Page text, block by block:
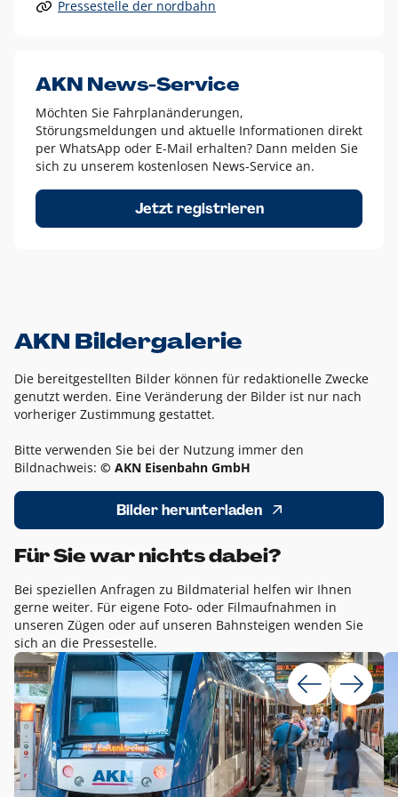
Alle anderen Logo-Varianten dürfen nur in Ausnahmefällen
Diese Ausnahmen sind zum Beispiel:
dem AKN Blau,
weißes Logo auf Fotohintergründen,
schwarzes Logo für reine Schwarz-Weiß-Umsetzungen
Um das Logo herum muss ein Schutzraum von jeweils einer
Höhe bzw. Breite des N aus AKN in alle Richtungen
Pressestelle der nordbahn
AKN News-Service
Möchten Sie Fahrplanänderungen,
Störungsmeldungen und aktuelle Informationen direkt
per WhatsApp oder E-Mail erhalten? Dann melden Sie
sich zu unserem kostenlosen News-Service an.
Jetzt registrieren
AKN Bildergalerie
Die bereitgestellten Bilder können für redaktionelle Zwecke
genutzt werden. Eine Veränderung der Bilder ist nur nach
vorheriger Zustimmung gestattet.
Bitte verwenden Sie bei der Nutzung immer den
Bildnachweis: © AKN Eisenbahn GmbH
Bilder herunterladen
Für Sie war nichts dabei?
Bei speziellen Anfragen zu Bildmaterial helfen wir Ihnen
gerne weiter. Für eigene Foto- oder Filmaufnahmen in
unseren Zügen oder auf unseren Bahnsteigen wenden Sie
sich an die Pressestelle.